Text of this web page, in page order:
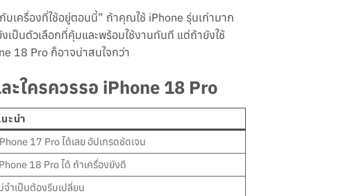
เครื่องที่ใช้อยู่ตอนนี้” ถ้าคุณใช้ iPhone รุ่นเก่ามาก
เป็นตัวเลือกที่คุ้มและพร้อมใช้งานทันที แต่ถ้ายังใช้
18 Pro ก็อาจน่าสนใจกว่า
ใครควรรอ iPhone 18 Pro
ะนำ
17 Pro ได้เลย อัปเกรดชัดเจน
18 Pro ได้ ถ้าเครื่องยังดี
จำเป็นต้องรีบเปลี่ยน